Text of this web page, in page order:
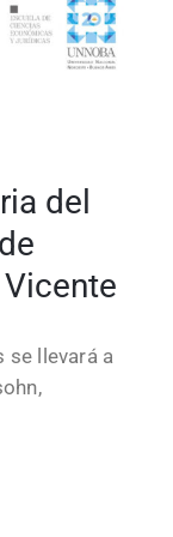
del
se llevará a